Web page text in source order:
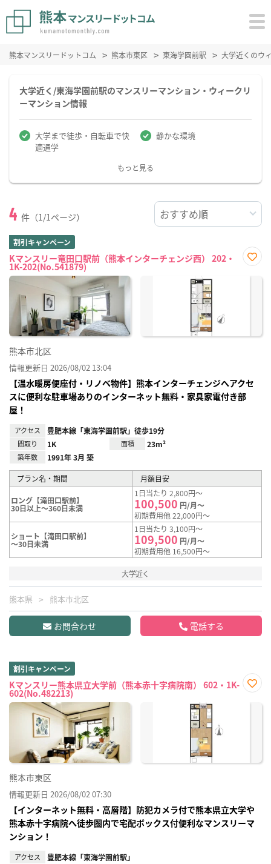
熊本マンスリードットコム 熊本市東区 東海学園前駅 大学近くのウ
大学近く/東海学園前駅のマンスリーマンション・ウィークリ
ーマンション情報
大学まで徒歩・自転車で快
適通学
静かな環境
もっと見る
4 件（1/1ページ）
割引キャンペーン
Kマンスリー竜田口駅前（熊本インターチェンジ西） 202・
1K-202(No.541879)
に入
熊本市北区
情報更新日 2026/08/02 13:04
【温水暖房便座付・リノベ物件】熊本インターチェンジへアクセ
スに便利な駐車場ありのインターネット無料・家具家電付き部
屋！
アクセス 豊肥本線「東海学園前駅」徒歩19分
間取り 1K 面積 23m²
築年数 1991年 3月 築
プラン名・期間 月額目安
ロング【滝田口駅前】
30日以上～360日未満
1日当たり 2,800円～
100,500 円/月～
初期費用他 22,000円～
ショート【滝田口駅前】
～30日未満
1日当たり 3,100円～
109,500 円/月～
初期費用他 16,500円～
大学近く
熊本県 熊本市北区
お問合わせ 電話する
割引キャンペーン
Kマンスリー熊本県立大学前（熊本赤十字病院南） 602・1K-
602(No.482213)
に入
熊本市東区
情報更新日 2026/08/02 07:30
【インターネット無料・高層階】防犯カメラ付で熊本県立大学や
熊本赤十字病院へ徒歩圏内で宅配ボックス付便利なマンスリーマ
ンション！
アクセス 豊肥本線「東海学園前駅」